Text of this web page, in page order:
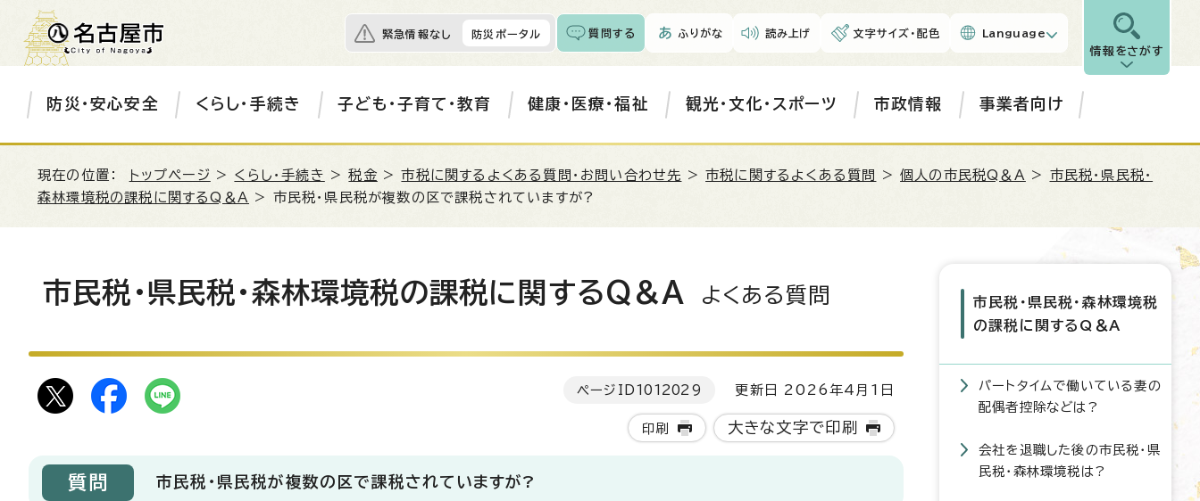
緊急情報なし 防災ポータル 質問する ふりがな 読み上げ 文字サイズ・配色 Language
情報をさがす
防災・安心安全 くらし・手続き 子ども・子育て・教育 健康・医療・福祉 観光・文化・スポーツ 市政情報 事業者向け
現在の位置： トップページ > くらし・手続き >税金 >市税に関するよくある質問・お問い合わせ先 >市税に関するよくある質問 >個人の市民税Q＆A > 市民税・県民税・
森林環境税の課税に関するQ＆A > 市民税・県民税が複数の区で課税されていますが?
市民税・県民税・森林環境税の課税に関するQ＆A よくある質問
ページID 1012029 更新日 2026年4月1日
印刷 大きな文字で印刷
質問 市民税・県民税が複数の区で課税されていますが?
市民税・県民税・森林環境税
の課税に関するQ＆A
パートタイムで働いている妻の
配偶者控除などは?
会社を退職した後の市民税・県
民税・森林環境税は?